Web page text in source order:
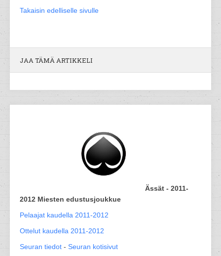
Takaisin edelliselle sivulle
JAA TÄMÄ ARTIKKELI
Ässät - 2011-
2012 Miesten edustusjoukkue
Pelaajat kaudella 2011-2012
Ottelut kaudella 2011-2012
Seuran tiedot - Seuran kotisivut